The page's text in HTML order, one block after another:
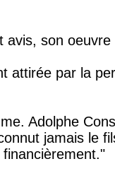
avis, son oeuvre
attirée par la
Adolphe
jamais le